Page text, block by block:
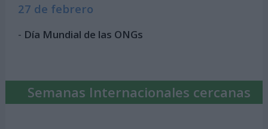
27 de febrero
- Día Mundial de las ONGs
Semanas Internacionales cercanas